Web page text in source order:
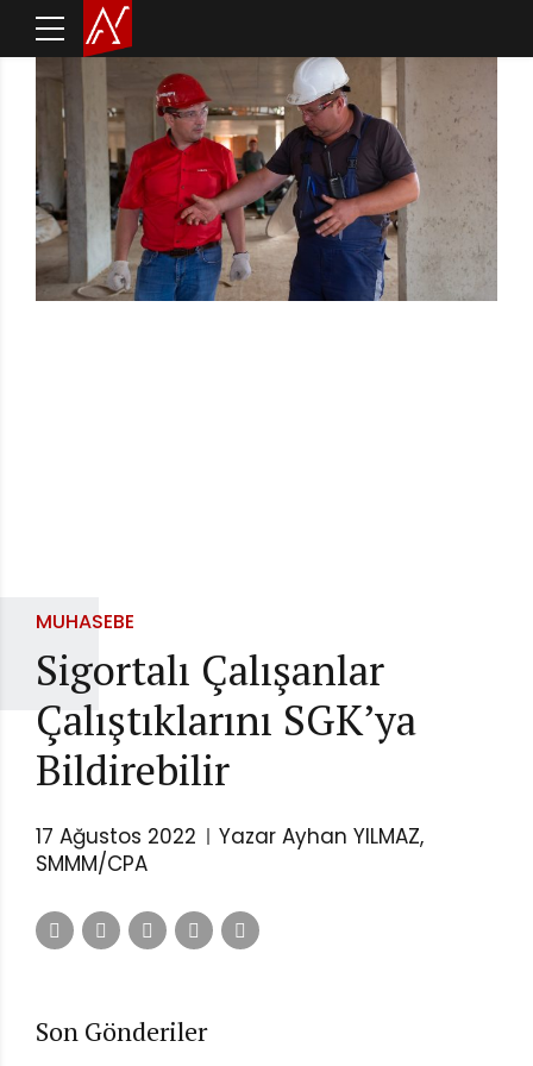
MUHASEBE
Sigortalı Çalışanlar
Çalıştıklarını SGK’ya
Bildirebilir
17 Ağustos 2022
Yazar Ayhan YILMAZ,
SMMM/CPA
Son Gönderiler